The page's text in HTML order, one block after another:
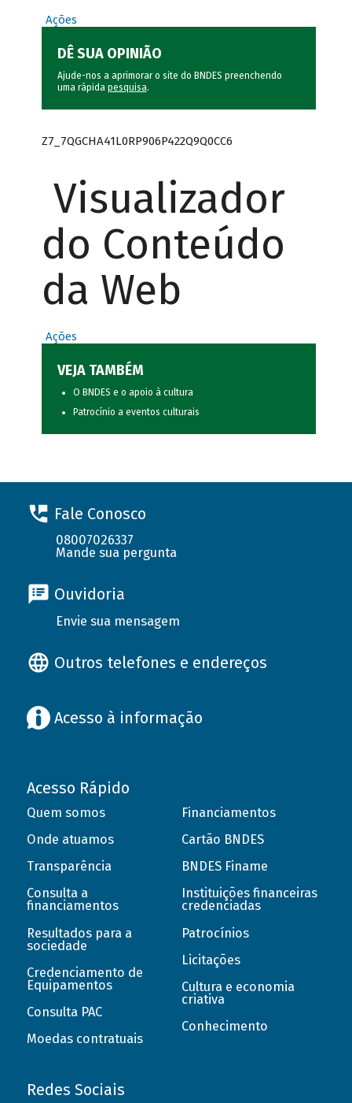
Ações
DÊ SUA OPINIÃO
Ajude-nos a aprimorar o site do BNDES preenchendo
uma rápida pesquisa.
Z7_7QGCHA41L0RP906P422Q9Q0CC6
Visualizador
do Conteúdo
da Web
Ações
VEJA TAMBÉM
O BNDES e o apoio à cultura
Patrocínio a eventos culturais
Fale Conosco
08007026337
Mande sua pergunta
Ouvidoria
Envie sua mensagem
Outros telefones e endereços
Acesso à informação
Acesso Rápido
Quem somos
Onde atuamos
Transparência
Consulta a
financiamentos
Resultados para a
sociedade
Credenciamento de
Equipamentos
Consulta PAC
Moedas contratuais
Financiamentos
Cartão BNDES
BNDES Finame
Instituições financeiras
credenciadas
Patrocínios
Licitações
Cultura e economia
criativa
Conhecimento
Redes Sociais